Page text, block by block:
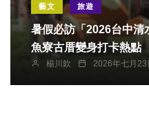
藝文 旅遊
暑假必訪「2026台中清
魚寮古厝變身打卡熱點
楊川欽 2026年七月23